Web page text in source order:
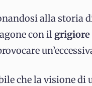
alla storia
con il grigiore
che la visione